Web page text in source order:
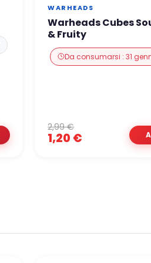
WARHEADS
Warheads Cubes
& Fruity
Da consumarsi : 31
1,20 €
2,99 €